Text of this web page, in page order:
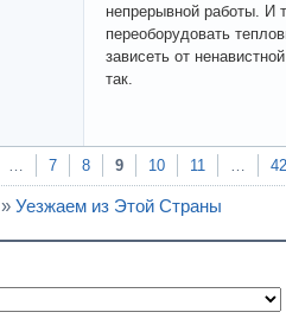
непрерывной работы. И
переоборудовать
зависеть от
так.
… 7 8 9 10 11 … 42
» Уезжаем из Этой Страны